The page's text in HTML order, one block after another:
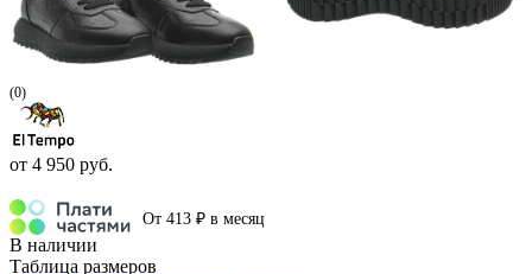
(0)
от 4 950 руб.
От 413 ₽ в месяц
В наличии
Таблица размеров